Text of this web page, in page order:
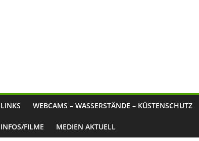
LINKS WEBCAMS – WASSERSTÄNDE – KÜSTENSCHUTZ
INFOS/FILME MEDIEN AKTUELL